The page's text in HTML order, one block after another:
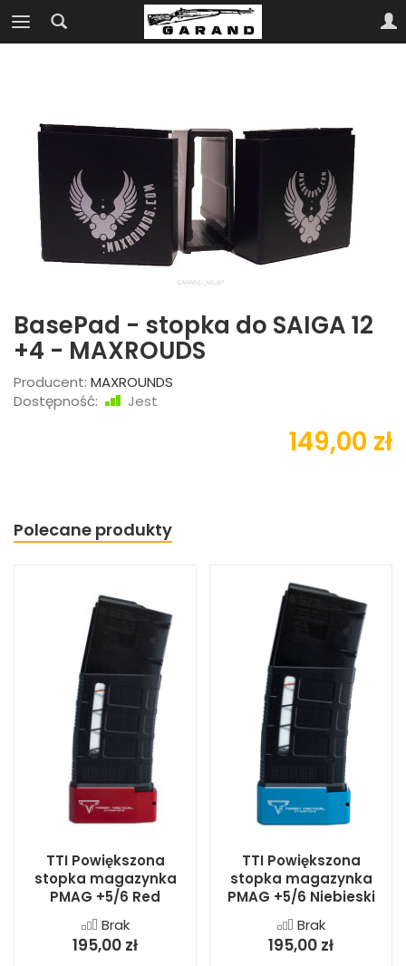
BasePad - stopka do SAIGA 12
+4 - MAXROUDS
Producent: MAXROUNDS
Dostępność:
Jest
149,00 zł
Polecane produkty
TTI Powiększona
stopka magazynka
PMAG +5/6 Red
Brak
195,00 zł
TTI Powiększona
stopka magazynka
PMAG +5/6 Niebieski
Brak
195,00 zł